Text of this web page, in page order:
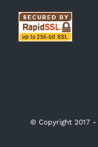
© Copyright 2017 -